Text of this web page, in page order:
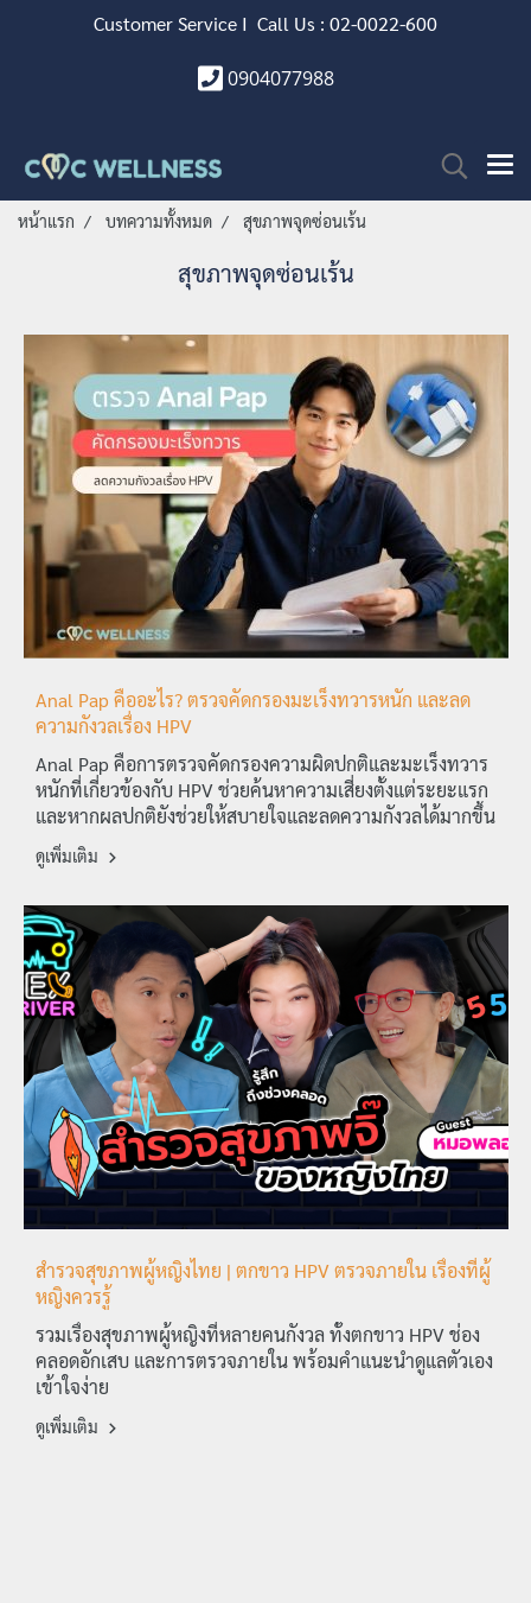
Customer Service I Call Us : 02-0022-600
0904077988
หน้าแรก บทความทั้งหมด สุขภาพจุดซ่อนเร้น
สุขภาพจุดซ่อนเร้น
Anal Pap คืออะไร? ตรวจคัดกรองมะเร็งทวารหนัก และลด
ความกังวลเรื่อง HPV
Anal Pap คือการตรวจคัดกรองความผิดปกติและมะเร็งทวาร
หนักที่เกี่ยวข้องกับ HPV ช่วยค้นหาความเสี่ยงตั้งแต่ระยะแรก
และหากผลปกติยังช่วยให้สบายใจและลดความกังวลได้มากขึ้น
ดูเพิ่มเติม
สำรวจสุขภาพผู้หญิงไทย | ตกขาว HPV ตรวจภายใน เรื่องที่ผู้
หญิงควรรู้
รวมเรื่องสุขภาพผู้หญิงที่หลายคนกังวล ทั้งตกขาว HPV ช่อง
คลอดอักเสบ และการตรวจภายใน พร้อมคำแนะนำดูแลตัวเอง
เข้าใจง่าย
ดูเพิ่มเติม